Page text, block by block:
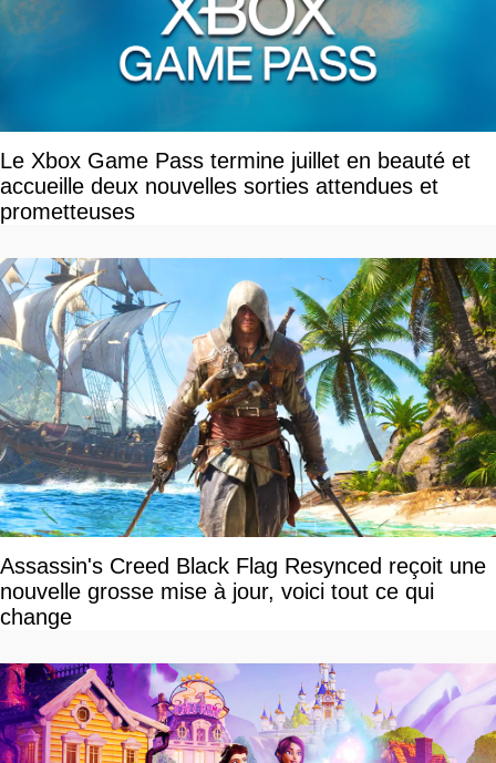
Le Xbox Game Pass termine juillet en beauté et
accueille deux nouvelles sorties attendues et
prometteuses
Assassin's Creed Black Flag Resynced reçoit une
nouvelle grosse mise à jour, voici tout ce qui
change